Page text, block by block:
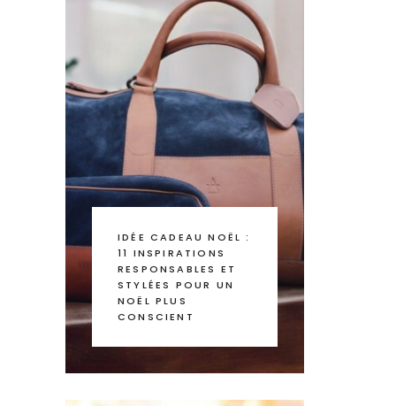
IDÉE CADEAU NOËL :
11 INSPIRATIONS
RESPONSABLES ET
STYLÉES POUR UN
NOËL PLUS
CONSCIENT